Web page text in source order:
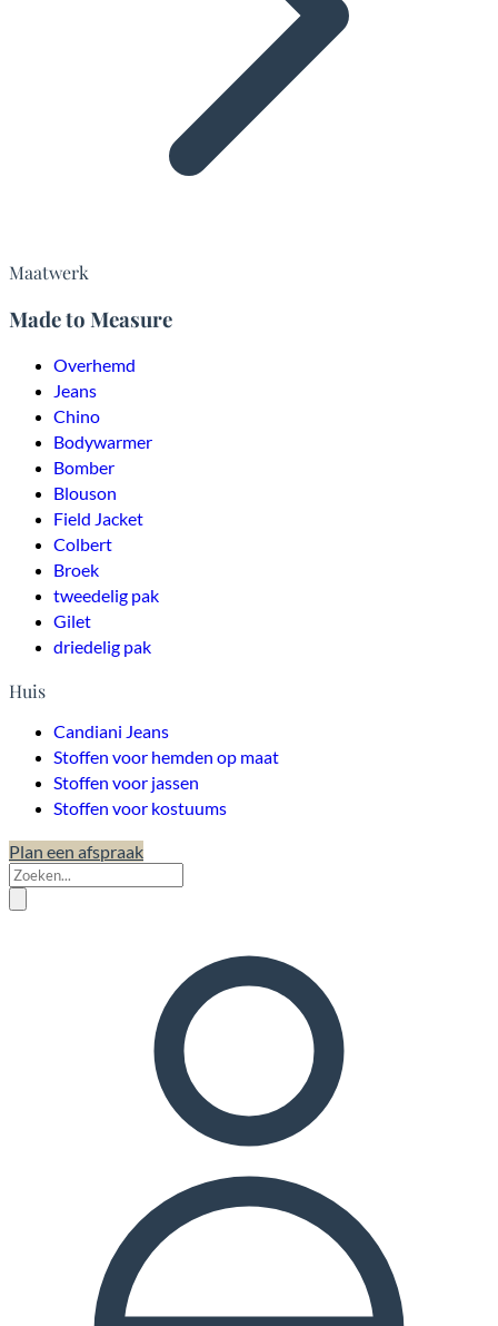
Maatwerk
Made to Measure
Overhemd
Jeans
Chino
Bodywarmer
Bomber
Blouson
Field Jacket
Colbert
Broek
tweedelig pak
Gilet
driedelig pak
Huis
Candiani Jeans
Stoffen voor hemden op maat
Stoffen voor jassen
Stoffen voor kostuums
Plan een afspraak